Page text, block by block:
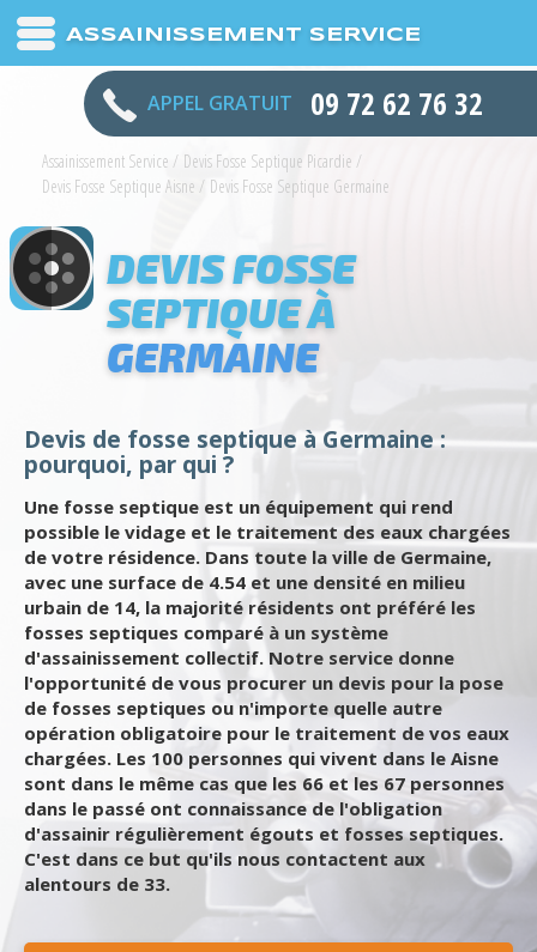
ASSAINISSEMENT SERVICE
APPEL GRATUIT 09 72 62 76 32
Assainissement Service / Devis Fosse Septique Picardie /
Devis Fosse Septique Aisne / Devis Fosse Septique Germaine
DEVIS FOSSE
SEPTIQUE À
GERMAINE
Devis de fosse septique à Germaine :
pourquoi, par qui ?
Une fosse septique est un équipement qui rend
possible le vidage et le traitement des eaux chargées
de votre résidence. Dans toute la ville de Germaine,
avec une surface de 4.54 et une densité en milieu
urbain de 14, la majorité résidents ont préféré les
fosses septiques comparé à un système
d'assainissement collectif. Notre service donne
l'opportunité de vous procurer un devis pour la pose
de fosses septiques ou n'importe quelle autre
opération obligatoire pour le traitement de vos eaux
chargées. Les 100 personnes qui vivent dans le Aisne
sont dans le même cas que les 66 et les 67 personnes
dans le passé ont connaissance de l'obligation
d'assainir régulièrement égouts et fosses septiques.
C'est dans ce but qu'ils nous contactent aux
alentours de 33.